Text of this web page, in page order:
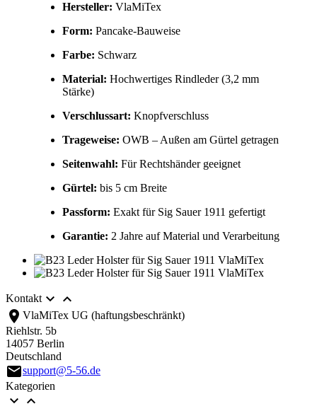
Hersteller: VlaMiTex
Form: Pancake-Bauweise
Farbe: Schwarz
Material: Hochwertiges Rindleder (3,2 mm
Stärke)
Verschlussart: Knopfverschluss
Trageweise: OWB – Außen am Gürtel getragen
Seitenwahl: Für Rechtshänder geeignet
Gürtel: bis 5 cm Breite
Passform: Exakt für Sig Sauer 1911 gefertigt
Garantie: 2 Jahre auf Material und Verarbeitung
Kontakt 
location_on VlaMiTex UG (haftungsbeschränkt)
Riehlstr. 5b
14057 Berlin
Deutschland
emailsupport@5-56.de
Kategorien
 